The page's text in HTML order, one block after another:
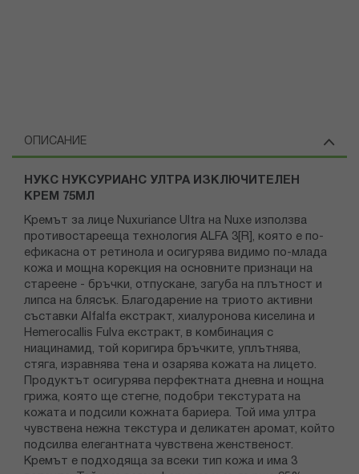
ОПИСАНИЕ
НУКС НУКСУРИАНС УЛТРА ИЗКЛЮЧИТЕЛЕН
КРЕМ 75МЛ
Кремът за лице Nuxuriance Ultra на Nuxe използва
противостарееща технология ALFA 3[R], която е по-
ефикасна от ретинола и осигурява видимо по-млада
кожа и мощна корекция на основните признаци на
стареене - бръчки, отпускане, загуба на плътност и
липса на блясък. Благодарение на триото активни
съставки Alfalfa екстракт, хиалуронова киселина и
Hemerocallis Fulva екстракт, в комбинация с
ниацинамид, той коригира бръчките, уплътнява,
стяга, изравнява тена и озарява кожата на лицето.
Продуктът осигурява перфектната дневна и нощна
грижа, която ще стегне, подобри текстурата на
кожата и подсили кожната бариера. Той има ултра
чувствена нежна текстура и деликатен аромат, който
подсилва елегантната чувствена женственост.
Кремът е подходяща за всеки тип кожа и има 3